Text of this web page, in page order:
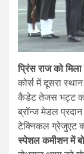
प्रिंस राज को
कोर्स में दूसरा
कैडेट तेजस भट्ट को
ब्रॉन्ज मेडल
टेक्निकल ग्रेजुएट
स्पेशल कमीशन में